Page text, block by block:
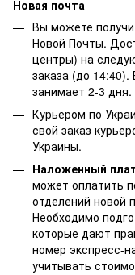
Новая почта
Вы можете
Новой Почты.
центры) на
заказа (до
занимает 2-3 дня.
Курьером по
свой заказ
Украины.
Наложенный
может оплатить
отделений новой
Необходимо
которые дают
номер экспресс-
учитывать